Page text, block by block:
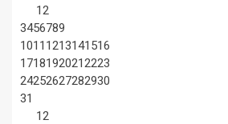
12
3456789
1011 1213141516
17181920212223
24252627282930
31
12